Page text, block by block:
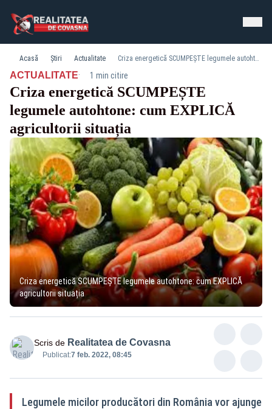
Acasă Știri Actualitate Criza energetică SCUMPEȘTE legumele autohtone: cum EXPLICĂ agricultorii situația
ACTUALITATE· 1 min citire
Criza energetică SCUMPEȘTE
legumele autohtone: cum EXPLICĂ
agricultorii situația
Criza energetică SCUMPEȘTE legumele autohtone: cum EXPLICĂ
agricultorii situația
Scris de Realitatea de Covasna
Publicat:7 feb. 2022, 08:45
Legumele micilor producători din România vor ajunge